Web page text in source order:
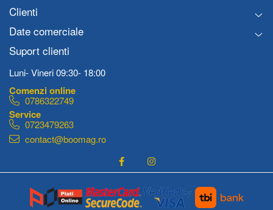
Clienti
Date comerciale
Suport clienti
Luni- Vineri 09:30- 18:00
0786322749
0723479263
contact@boomag.ro